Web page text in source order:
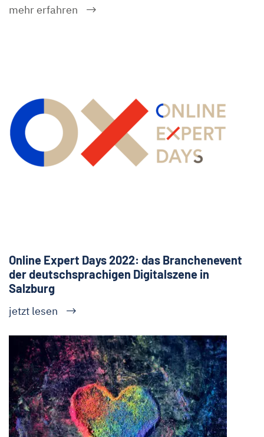
Online Expert Days 2022: das Branchenevent
der deutschsprachigen Digitalszene in
Salzburg
jetzt lesen
mehr erfahren